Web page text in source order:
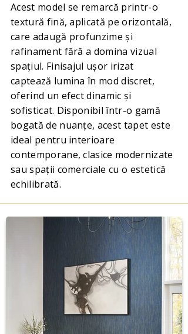
Acest model se remarcă printr-o
textură fină, aplicată pe orizontală,
care adaugă profunzime și
rafinament fără a domina vizual
spațiul. Finisajul ușor irizat
captează lumina în mod discret,
oferind un efect dinamic și
sofisticat. Disponibil într-o gamă
bogată de nuanțe, acest tapet este
ideal pentru interioare
contemporane, clasice modernizate
sau spații comerciale cu o estetică
echilibrată.